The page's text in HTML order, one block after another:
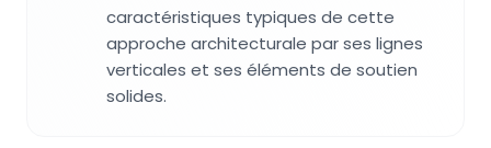
caractéristiques typiques de cette
approche architecturale par ses lignes
verticales et ses éléments de soutien
solides.